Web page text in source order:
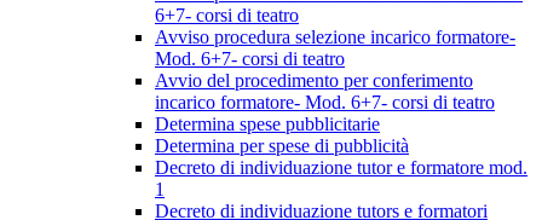
6+7- corsi di teatro
Avviso procedura selezione incarico formatore-
Mod. 6+7- corsi di teatro
Avvio del procedimento per conferimento
incarico formatore- Mod. 6+7- corsi di teatro
Determina spese pubblicitarie
Determina per spese di pubblicità
Decreto di individuazione tutor e formatore mod.
1
Decreto di individuazione tutors e formatori